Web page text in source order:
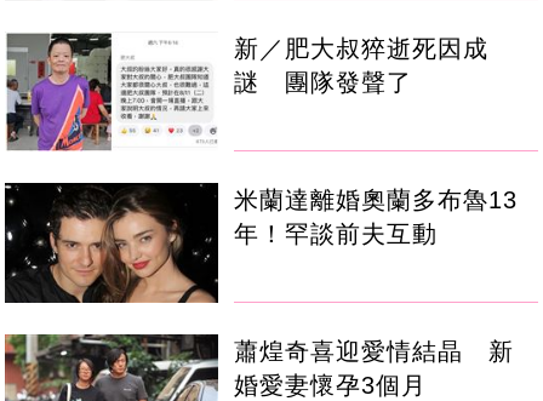
新／肥大叔猝逝死因成
謎 團隊發聲了
米蘭達離婚奧蘭多布魯13
年！罕談前夫互動
蕭煌奇喜迎愛情結晶 新
婚愛妻懷孕3個月